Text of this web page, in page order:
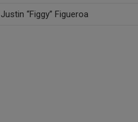
Justin “Figgy” Figueroa